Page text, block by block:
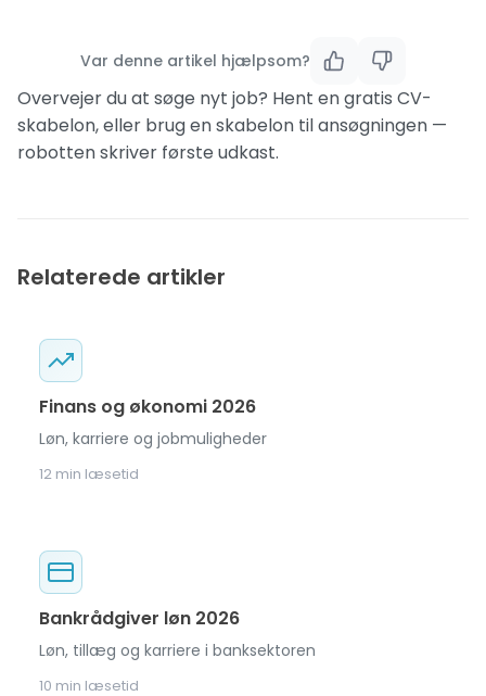
Var denne artikel hjælpsom?
Overvejer du at søge nyt job? Hent en gratis CV-
skabelon, eller brug enskabelon til ansøgningen —
robotten skriver første udkast.
Relaterede artikler
Finans og økonomi 2026
Løn, karriere og jobmuligheder
12 min læsetid
Bankrådgiver løn 2026
Løn, tillæg og karriere i banksektoren
10 min læsetid